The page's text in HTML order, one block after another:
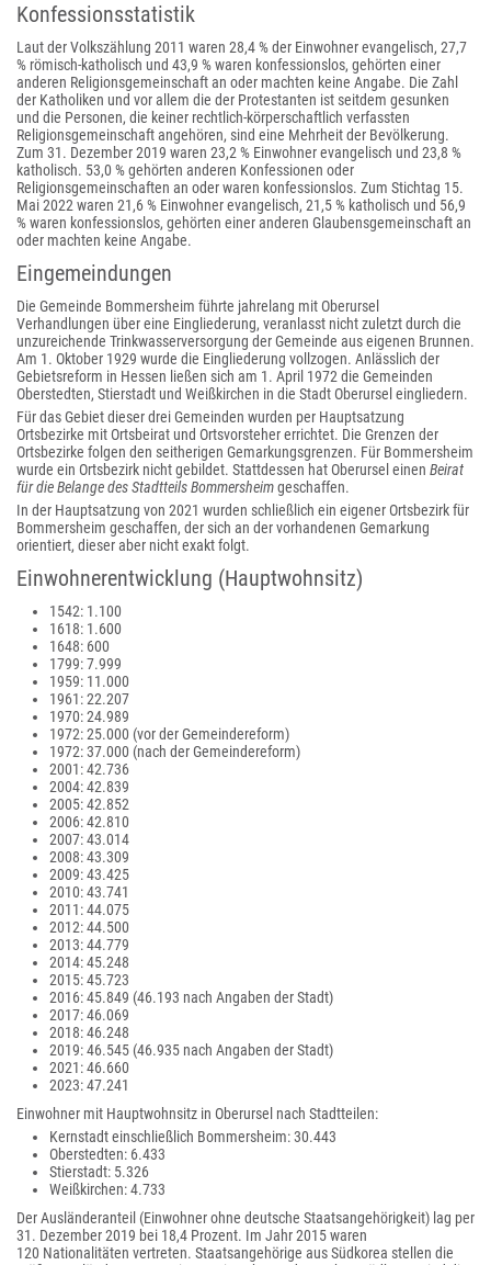
Konfessionsstatistik
Laut der Volkszählung 2011 waren 28,4 % der Einwohner evangelisch, 27,7
% römisch-katholisch und 43,9 % waren konfessionslos, gehörten einer
anderen Religionsgemeinschaft an oder machten keine Angabe. Die Zahl
der Katholiken und vor allem die der Protestanten ist seitdem gesunken
und die Personen, die keiner rechtlich-körperschaftlich verfassten
Religionsgemeinschaft angehören, sind eine Mehrheit der Bevölkerung.
Zum 31. Dezember 2019 waren 23,2 % Einwohner evangelisch und 23,8 %
katholisch. 53,0 % gehörten anderen Konfessionen oder
Religionsgemeinschaften an oder waren konfessionslos. Zum Stichtag 15.
Mai 2022 waren 21,6 % Einwohner evangelisch, 21,5 % katholisch und 56,9
% waren konfessionslos, gehörten einer anderen Glaubensgemeinschaft an
oder machten keine Angabe.
Eingemeindungen
Die Gemeinde Bommersheim führte jahrelang mit Oberursel
Verhandlungen über eine Eingliederung, veranlasst nicht zuletzt durch die
unzureichende Trinkwasserversorgung der Gemeinde aus eigenen Brunnen.
Am 1. Oktober 1929 wurde die Eingliederung vollzogen. Anlässlich der
Gebietsreform in Hessen ließen sich am 1. April 1972 die Gemeinden
Oberstedten, Stierstadt und Weißkirchen in die Stadt Oberursel eingliedern.
Für das Gebiet dieser drei Gemeinden wurden per Hauptsatzung
Ortsbezirke mit Ortsbeirat und Ortsvorsteher errichtet. Die Grenzen der
Ortsbezirke folgen den seitherigen Gemarkungsgrenzen. Für Bommersheim
wurde ein Ortsbezirk nicht gebildet. Stattdessen hat Oberursel einen Beirat
für die Belange des Stadtteils Bommersheimgeschaffen.
In der Hauptsatzung von 2021 wurden schließlich ein eigener Ortsbezirk für
Bommersheim geschaffen, der sich an der vorhandenen Gemarkung
orientiert, dieser aber nicht exakt folgt.
Einwohnerentwicklung (Hauptwohnsitz)
1542: 1.100
1618: 1.600
1648: 600
1799: 7.999
1959: 11.000
1961: 22.207
1970: 24.989
1972: 25.000 (vor der Gemeindereform)
1972: 37.000 (nach der Gemeindereform)
2001: 42.736
2004: 42.839
2005: 42.852
2006: 42.810
2007: 43.014
2008: 43.309
2009: 43.425
2010: 43.741
2011: 44.075
2012: 44.500
2013: 44.779
2014: 45.248
2015: 45.723
2016: 45.849 (46.193 nach Angaben der Stadt)
2017: 46.069
2018: 46.248
2019: 46.545 (46.935 nach Angaben der Stadt)
2021: 46.660
2023: 47.241
Einwohner mit Hauptwohnsitz in Oberursel nach Stadtteilen:
Kernstadt einschließlich Bommersheim: 30.443
Oberstedten: 6.433
Stierstadt: 5.326
Weißkirchen: 4.733
Der Ausländeranteil (Einwohner ohne deutsche Staatsangehörigkeit) lag per
31. Dezember 2019 bei 18,4 Prozent. Im Jahr 2015 waren
120 Nationalitäten vertreten. Staatsangehörige aus Südkorea stellen die